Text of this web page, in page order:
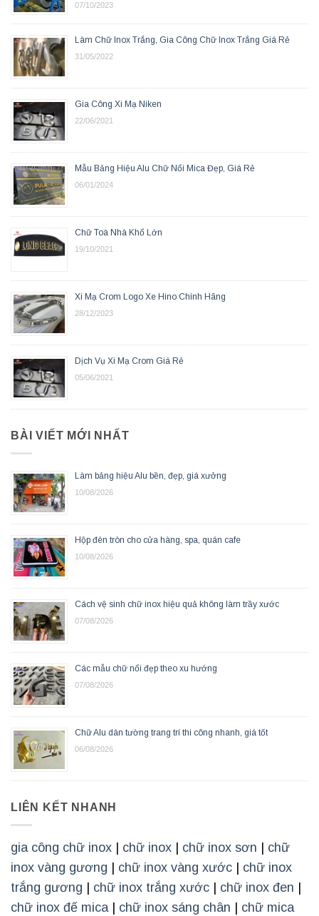
07/10/2023
Làm Chữ Inox Trắng, Gia Công Chữ Inox Trắng Giá Rẻ
31/05/2022
Gia Công Xi Mạ Niken
22/06/2021
Mẫu Bảng Hiệu Alu Chữ Nổi Mica Đẹp, Giá Rẻ
06/01/2024
Chữ Toà Nhà Khổ Lớn
19/10/2021
Xi Mạ Crom Logo Xe Hino Chính Hãng
28/12/2023
Dịch Vụ Xi Mạ Crom Giá Rẻ
05/06/2021
BÀI VIẾT MỚI NHẤT
Làm bảng hiệu Alu bền, đẹp, giá xưởng
10/08/2026
Hộp đèn tròn cho cửa hàng, spa, quán cafe
10/08/2026
Cách vệ sinh chữ inox hiệu quả không làm trầy xước
07/08/2026
Các mẫu chữ nổi đẹp theo xu hướng
07/08/2026
Chữ Alu dán tường trang trí thi công nhanh, giá tốt
06/08/2026
LIÊN KẾT NHANH
gia công chữ inox | chữ inox | chữ inox sơn | chữ
inox vàng gương | chữ inox vàng xước | chữ inox
trắng gương | chữ inox trắng xước | chữ inox đen |
chữ inox đế mica | chữ inox sáng chân | chữ mica